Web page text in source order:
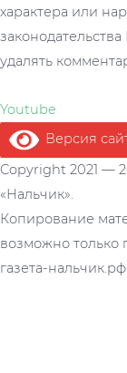
характера или
удалять
Youtube
Версия
Copyright 2021 —
«Нальчик».
Копирование
возможно только
газета-